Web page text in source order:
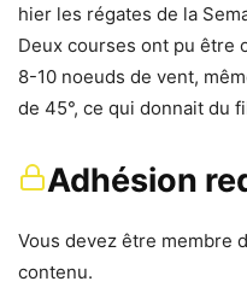
hier les régates de la
Deux courses ont pu être
8-10 noeuds de vent,
de 45°, ce qui donnait du
Adhésion
Vous devez être membre
contenu.